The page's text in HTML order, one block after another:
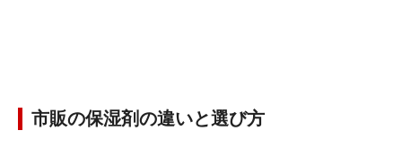
市販の保湿剤の違いと選び方